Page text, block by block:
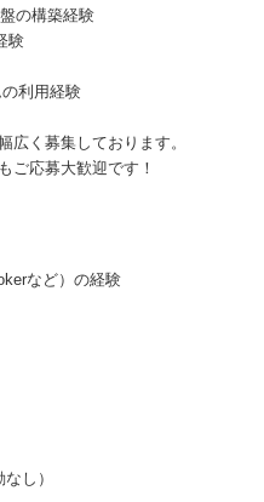
の構築経験
験
利用経験
広く募集しております。
ご応募大歓迎です！
など）の経験
し）